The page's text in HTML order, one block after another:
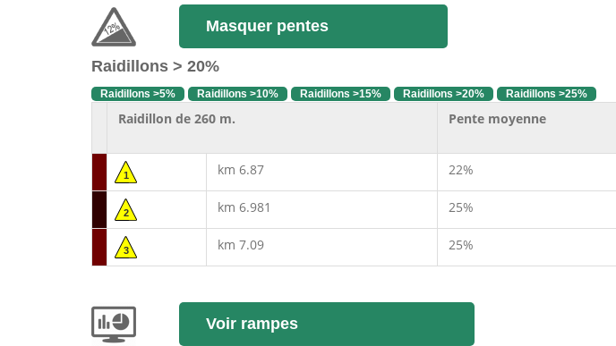
Masquer pentes
Raidillons > 20%
Raidillons >5% Raidillons >10% Raidillons >15% Raidillons >20% Raidillons >25%
Raidillon de 260 m. Pente moyenne
1 km 6.87 22%
2 km 6.981 25%
3 km 7.09 25%
Voir rampes